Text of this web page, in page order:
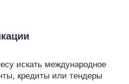
искать международное
кредиты или тендеры